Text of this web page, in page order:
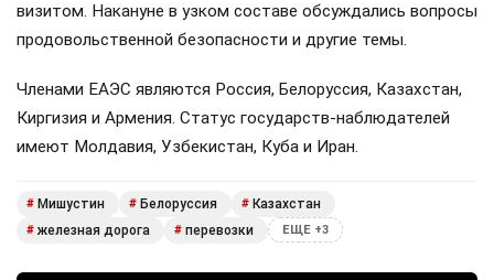
визитом. Накануне в узком составе обсуждались вопросы
продовольственной безопасности и другие темы.
Членами ЕАЭС являются Россия, Белоруссия, Казахстан,
Киргизия и Армения. Статус государств-наблюдателей
имеют Молдавия, Узбекистан, Куба и Иран.
# Мишустин # Белоруссия # Казахстан
# железная дорога # перевозки ЕЩЕ +3